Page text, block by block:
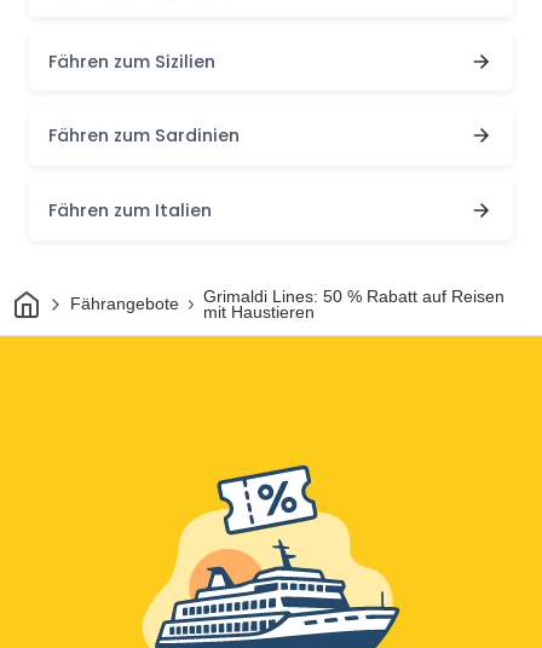
Fähren zum Sizilien
Fähren zum Sardinien
Fähren zum Italien
HeimFährangebote
Grimaldi Lines: 50 % Rabatt auf Reisen
mit Haustieren